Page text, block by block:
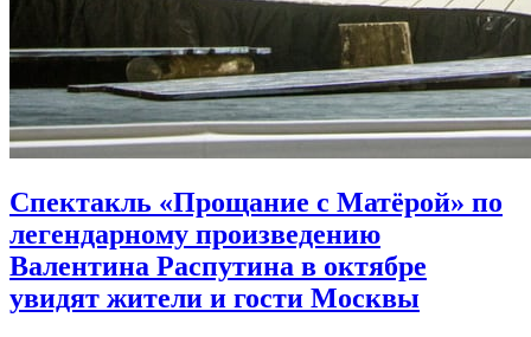
Спектакль «Прощание с Матёрой» по
легендарному произведению
Валентина Распутина в октябре
увидят жители и гости Москвы